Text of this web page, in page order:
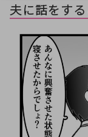
夫に話をす